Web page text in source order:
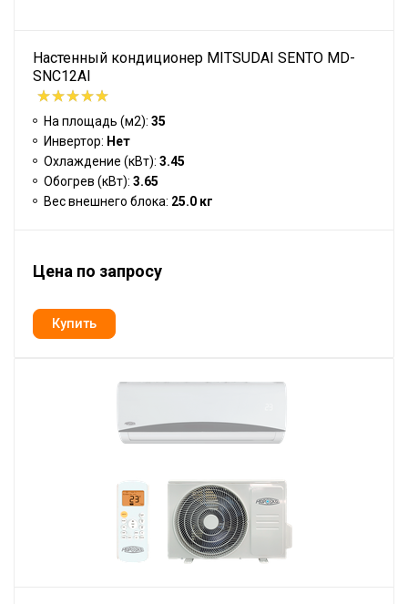
Настенный кондиционер MITSUDAI SENTO MD-
SNC12AI
На площадь (м2): 35
Инвертор: Нет
Охлаждение (кВт): 3.45
Обогрев (кВт): 3.65
Вес внешнего блока: 25.0 кг
Цена по запросу